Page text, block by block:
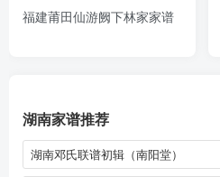
福建莆田仙游阙下林家家谱
湖南家谱推荐
湖南邓氏联谱初辑（南阳堂）